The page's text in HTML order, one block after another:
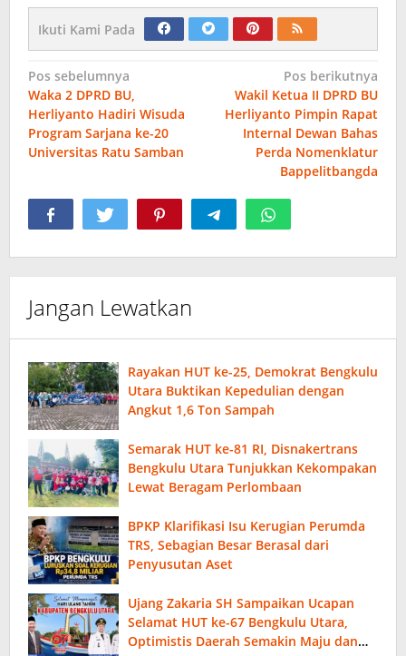
Ikuti Kami Pada
Navigasi
pos
Pos sebelumnya
Waka 2 DPRD BU,
Herliyanto Hadiri Wisuda
Program Sarjana ke-20
Universitas Ratu Samban
Pos berikutnya
Wakil Ketua II DPRD BU
Herliyanto Pimpin Rapat
Internal Dewan Bahas
Perda Nomenklatur
Bappelitbangda
Jangan Lewatkan
Rayakan HUT ke-25, Demokrat Bengkulu
Utara Buktikan Kepedulian dengan
Angkut 1,6 Ton Sampah
Semarak HUT ke-81 RI, Disnakertrans
Bengkulu Utara Tunjukkan Kekompakan
Lewat Beragam Perlombaan
BPKP Klarifikasi Isu Kerugian Perumda
TRS, Sebagian Besar Berasal dari
Penyusutan Aset
Ujang Zakaria SH Sampaikan Ucapan
Selamat HUT ke-67 Bengkulu Utara,
Optimistis Daerah Semakin Maju dan